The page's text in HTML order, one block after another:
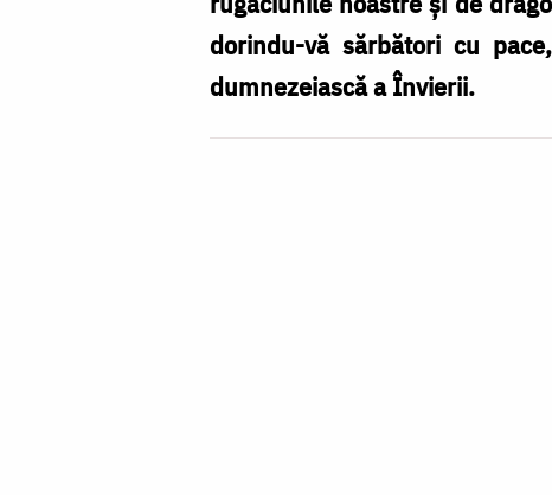
dorindu-vă sărbători cu
dumnezeiască a Învierii.